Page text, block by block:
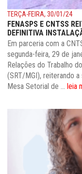
TERÇA-FEIRA, 30/01/24
FENASPS E CNTSS
DEFINITIVA
Em parceria com a
segunda-feira, 29 de
Relações do Trabalho
(SRT/MGI), reiterando
Mesa Setorial de ... leia